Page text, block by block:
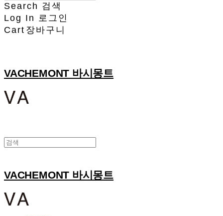
Search 검색
Log In
로그인
Cart 장바구니
VACHEMONT 바시몽트
VACHEMONT 바시몽트